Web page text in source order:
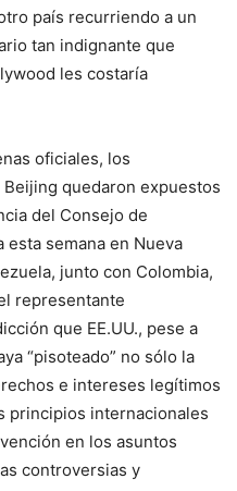
país recurriendo a un
tan indignante que
les costaría
oficiales, los
quedaron expuestos
del Consejo de
esta semana en Nueva
junto con Colombia,
representante
que EE.UU., pese a
“pisoteado” no sólo la
e intereses legítimos
principios internacionales
en los asuntos
controversias y